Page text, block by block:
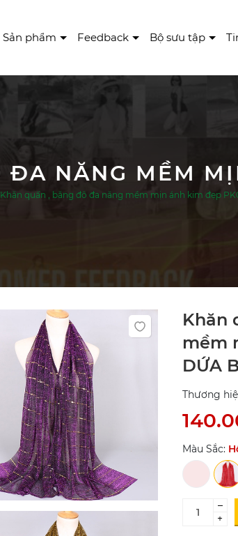
Sản phẩm Feedback Bộ sưu tập
Khăn quấn , băng đô đa năng mềm mịn ánh kim đẹp
Khăn
mềm
DỨA
Thương
Màu Sắc:
–
+